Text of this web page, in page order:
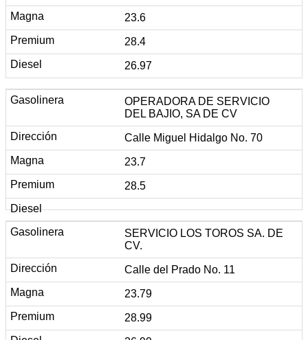
23.6
28.4
26.97
OPERADORA DE SERVICIO
DEL BAJIO, SA DE CV
Calle Miguel Hidalgo No. 70
23.7
28.5
SERVICIO LOS TOROS SA. DE
CV.
Calle del Prado No. 11
23.79
28.99